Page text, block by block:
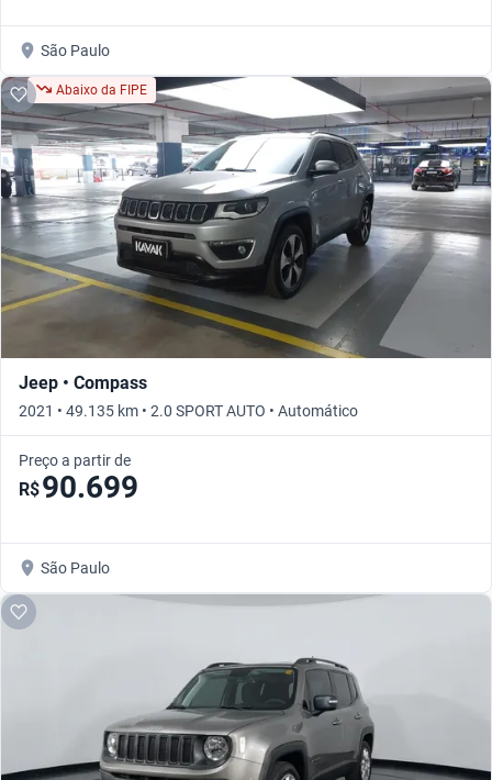
São Paulo
Abaixo da FIPE
Jeep • Compass
2021 • 49.135 km • 2.0 SPORT AUTO • Automático
Preço a partir de
R$90.699
São Paulo